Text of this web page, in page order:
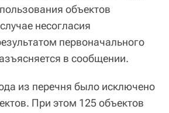
объектов
несогласия
первоначального
в сообщении.
из перечня было исключено
При этом 125 объектов